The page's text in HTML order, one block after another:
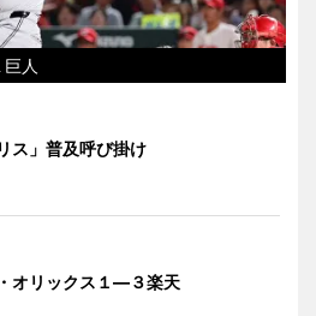
人
ス」普及呼び掛け
オリックス１―３楽天